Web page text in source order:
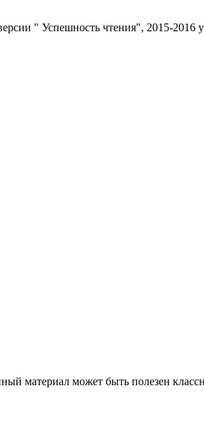
" Успешность чтения", 2015-2016
материал может быть полезен